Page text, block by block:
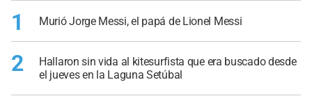
1 Murió Jorge Messi, el papá de Lionel Messi
2
Hallaron sin vida al kitesurfista que era buscado desde
el jueves en la Laguna Setúbal